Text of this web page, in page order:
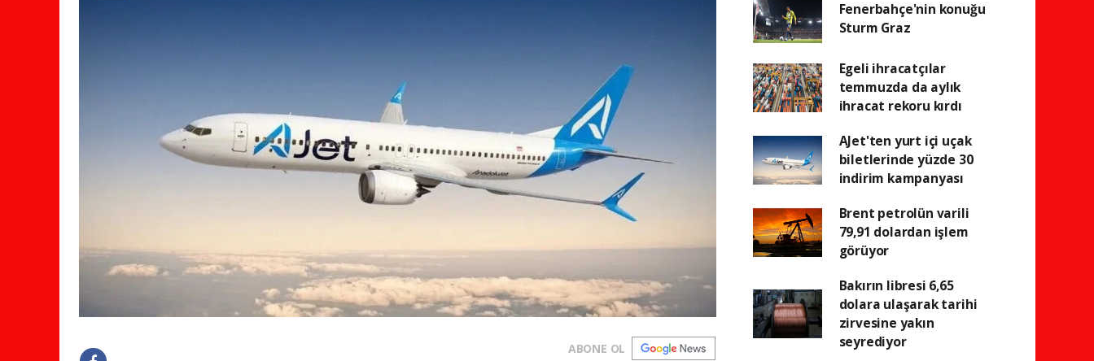
ABONE OL
Fenerbahçe'nin konuğu
Sturm Graz
Egeli ihracatçılar
temmuzda da aylık
ihracat rekoru kırdı
AJet'ten yurt içi uçak
biletlerinde yüzde 30
indirim kampanyası
Brent petrolün varili
79,91 dolardan işlem
görüyor
Bakırın libresi 6,65
dolara ulaşarak tarihi
zirvesine yakın
seyrediyor